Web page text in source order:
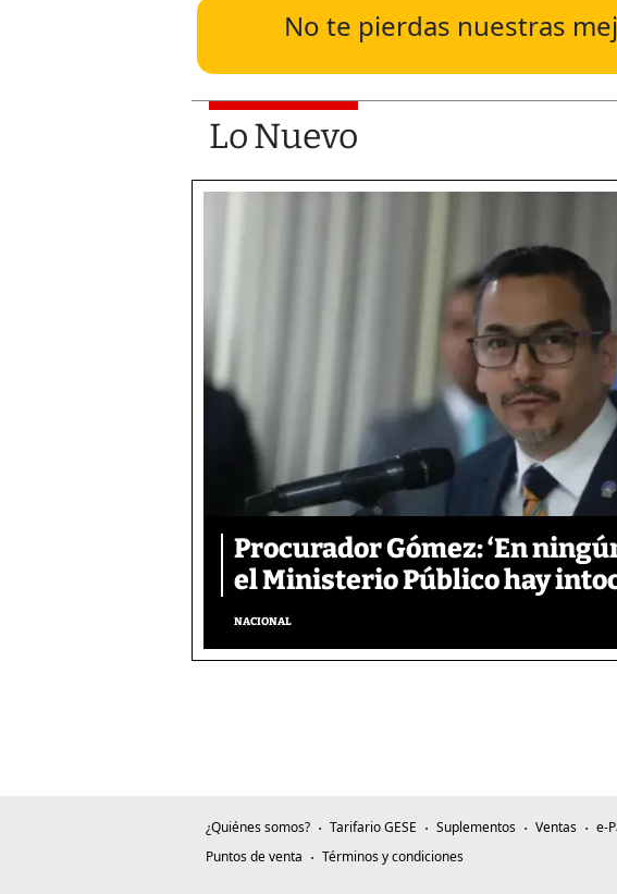
No te pierdas nuestras
Lo Nuevo
Procurador Gómez: ‘En
el Ministerio Público hay
NACIONAL
¿Quiénes somos? Tarifario GESE Suplementos Ventas
e-
Puntos de venta
Términos y condiciones